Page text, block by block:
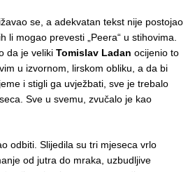
se, a adekvatan tekst nije postojao
li mogao prevesti „Peera“ u stihovima.
da je veliki Tomislav Ladan ocijenio to
u izvornom, lirskom obliku, a da bi
i stigli ga uvježbati, sve je trebalo
Sve u svemu, zvučalo je kao
odbiti. Slijedila su tri mjeseca vrlo
od jutra do mraka, uzbudljive